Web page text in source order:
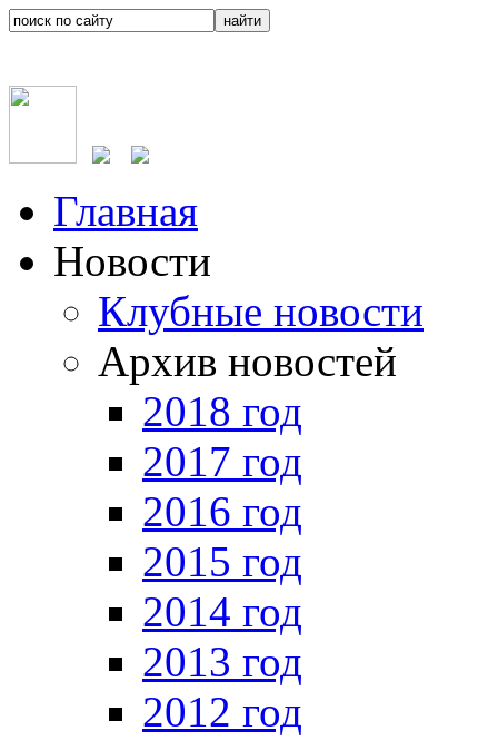
Главная
Новости
Клубные новости
Архив новостей
2018 год
2017 год
2016 год
2015 год
2014 год
2013 год
2012 год